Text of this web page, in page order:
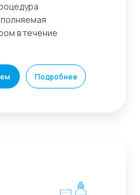
Подробнее
в течение